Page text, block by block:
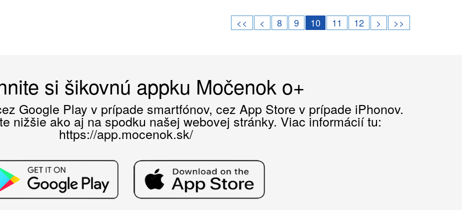
<< < 8 9 10 11 12 > >>
si šikovnú appku Močenok o+
Google Play v prípade smartfónov, cez App Store v prípade iPhonov.
nižšie ako aj na spodku našej webovej stránky. Viac informácií tu:
https://app.mocenok.sk/